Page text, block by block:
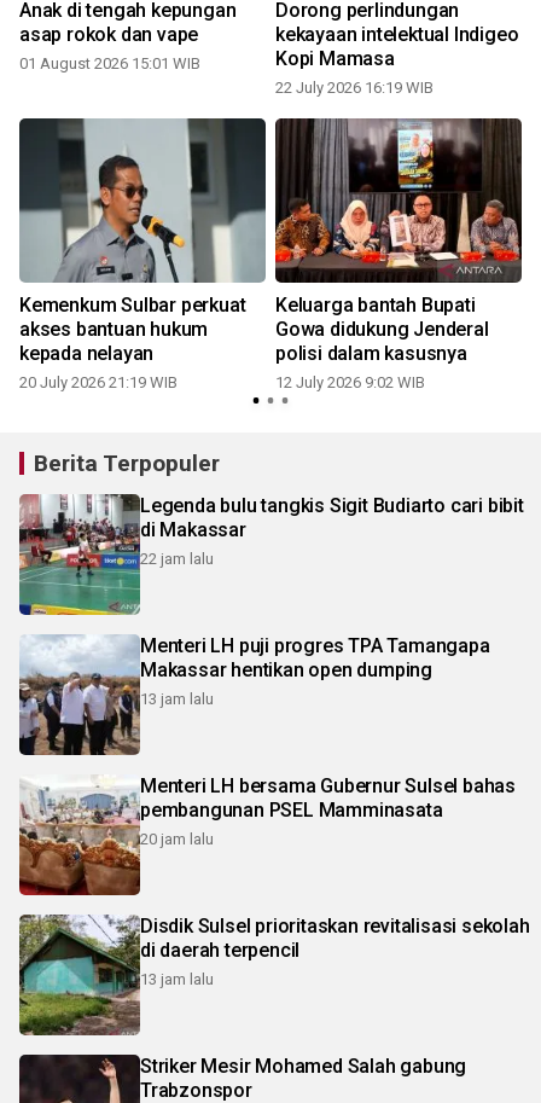
Anak di tengah kepungan
asap rokok dan vape
01 August 2026 15:01 WIB
Dorong perlindungan
kekayaan intelektual Indigeo
Kopi Mamasa
22 July 2026 16:19 WIB
Kemenkum Sulbar perkuat
akses bantuan hukum
kepada nelayan
20 July 2026 21:19 WIB
Keluarga bantah Bupati
Gowa didukung Jenderal
polisi dalam kasusnya
12 July 2026 9:02 WIB
Berita Terpopuler
Legenda bulu tangkis Sigit Budiarto cari bibit
di Makassar
22 jam lalu
Menteri LH puji progres TPA Tamangapa
Makassar hentikan open dumping
13 jam lalu
Menteri LH bersama Gubernur Sulsel bahas
pembangunan PSEL Mamminasata
20 jam lalu
Disdik Sulsel prioritaskan revitalisasi sekolah
di daerah terpencil
13 jam lalu
Striker Mesir Mohamed Salah gabung
Trabzonspor